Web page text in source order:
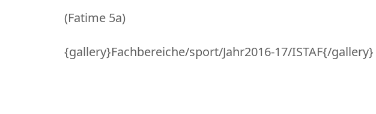
(Fatime 5a)
{gallery}Fachbereiche/sport/Jahr2016-17/ISTAF{/gallery}